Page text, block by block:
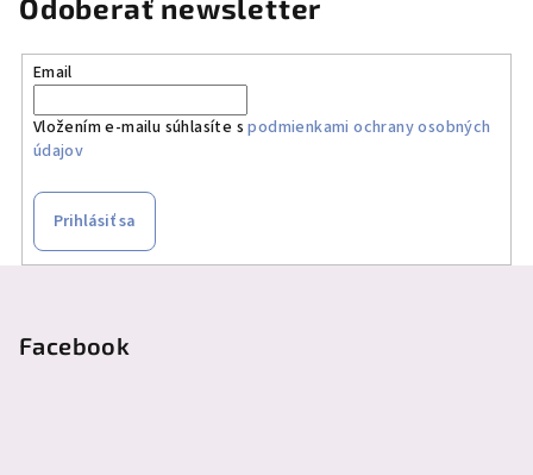
Odoberať newsletter
Email
Vložením e-mailu súhlasíte spodmienkami ochrany osobných
údajov
Prihlásiť sa
Facebook